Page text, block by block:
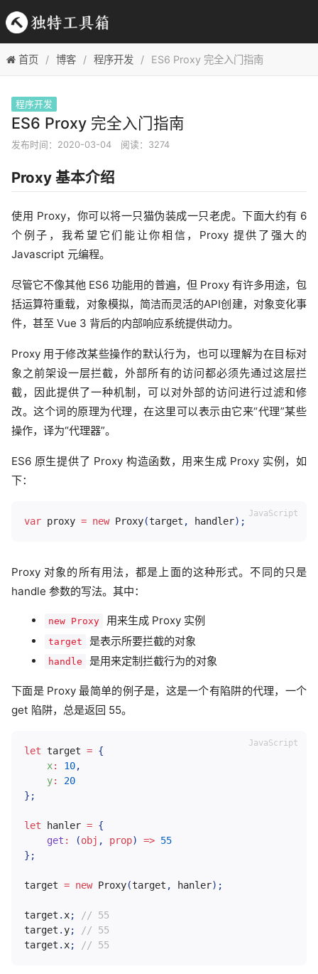
首页 博客 程序开发 ES6 Proxy 完全入门指南
程序开发
ES6 Proxy 完全入门指南
发布时间：2020-03-04 阅读：3274
Proxy 基本介绍
使用 Proxy，你可以将一只猫伪装成一只老虎。下面大约有 6
个例子，我希望它们能让你相信，Proxy 提供了强大的
Javascript 元编程。
尽管它不像其他 ES6 功能用的普遍，但 Proxy 有许多用途，包
括运算符重载，对象模拟，简洁而灵活的API创建，对象变化事
件，甚至 Vue 3 背后的内部响应系统提供动力。
Proxy 用于修改某些操作的默认行为，也可以理解为在目标对
象之前架设一层拦截，外部所有的访问都必须先通过这层拦
截，因此提供了一种机制，可以对外部的访问进行过滤和修
改。这个词的原理为代理，在这里可以表示由它来“代理”某些
操作，译为“代理器”。
ES6 原生提供了 Proxy 构造函数，用来生成 Proxy 实例，如
下：
var proxy = new Proxy(target , handler) ;
Proxy 对象的所有用法，都是上面的这种形式。不同的只是
handle 参数的写法。其中：
new Proxy 用来生成 Proxy 实例
target 是表示所要拦截的对象
handle 是用来定制拦截行为的对象
下面是 Proxy 最简单的例子是，这是一个有陷阱的代理，一个
get 陷阱，总是返回 55。
let target = {
x: 10,
y:
20
} ;
let hanler = {
get : (obj , prop) => 55
} ;
target = new Proxy(target , hanler) ;
target . x;
// 55
target .y;
// 55
target . x; // 55